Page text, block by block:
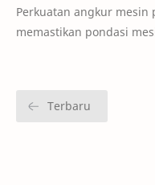
Perkuatan angkur mesin pabrik adalah faktor
memastikan pondasi